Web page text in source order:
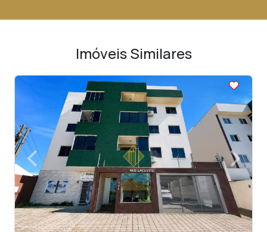
Imóveis Similares
<
‹Previous ›
Next